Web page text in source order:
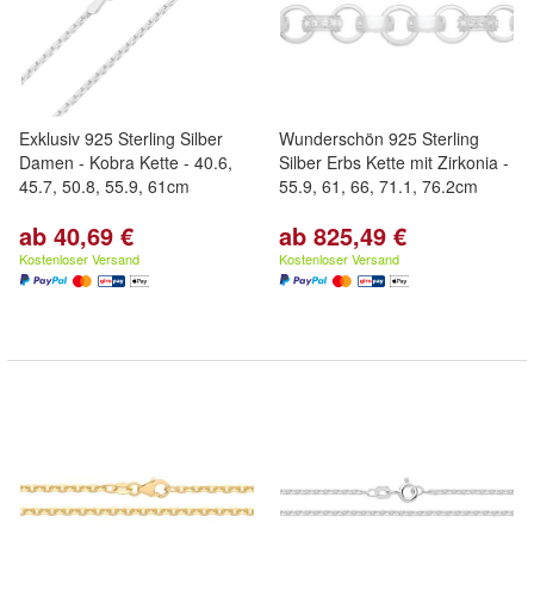
Exklusiv 925 Sterling Silber
Damen - Kobra Kette - 40.6,
45.7, 50.8, 55.9, 61cm
ab 40,69 €
Kostenloser Versand
Wunderschön 925 Sterling
Silber Erbs Kette mit Zirkonia -
55.9, 61, 66, 71.1, 76.2cm
ab 825,49 €
Kostenloser Versand